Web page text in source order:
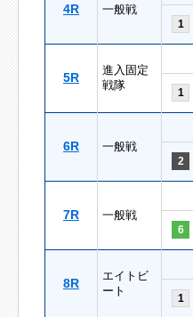
4R 一般戦
1
5R
進入固定
戦隊
1
6R 一般戦
2
7R 一般戦
6
8R
エイトビ
ート
1